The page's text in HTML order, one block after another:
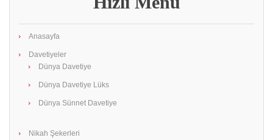
Anasayfa
Davetiyeler
Dünya Davetiye
Dünya Davetiye Lüks
Dünya Sünnet Davetiye
Nikah Şekerleri